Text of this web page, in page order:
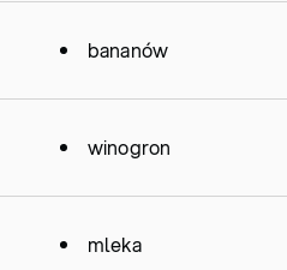
bananów
winogron
mleka